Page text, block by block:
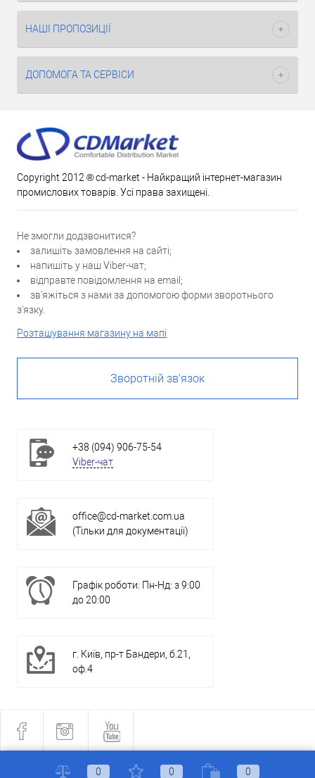
НАШІ ПРОПОЗИЦІЇ
ДОПОМОГА ТА СЕРВІСИ
Copyright 2012 ® cd-market - Найкращий інтернет-магазин
промислових товарів. Усі права захищені.
Не змогли додзвонитися?
залишіть замовлення на сайті;
напишіть у наш Viber-чат;
відправте повідомлення на email;
зв'яжіться з нами за допомогою форми зворотнього
з'язку.
Розташування магазину на мапі
Зворотній зв'язок
+38 (094) 906-75-54
Viber-чат
office@cd-market.com.ua
(Тільки для документації)
Графік роботи: Пн-Нд: з 9:00
до 20:00
г. Київ, пр-т Бандери, б.21,
оф.4
0 0 0